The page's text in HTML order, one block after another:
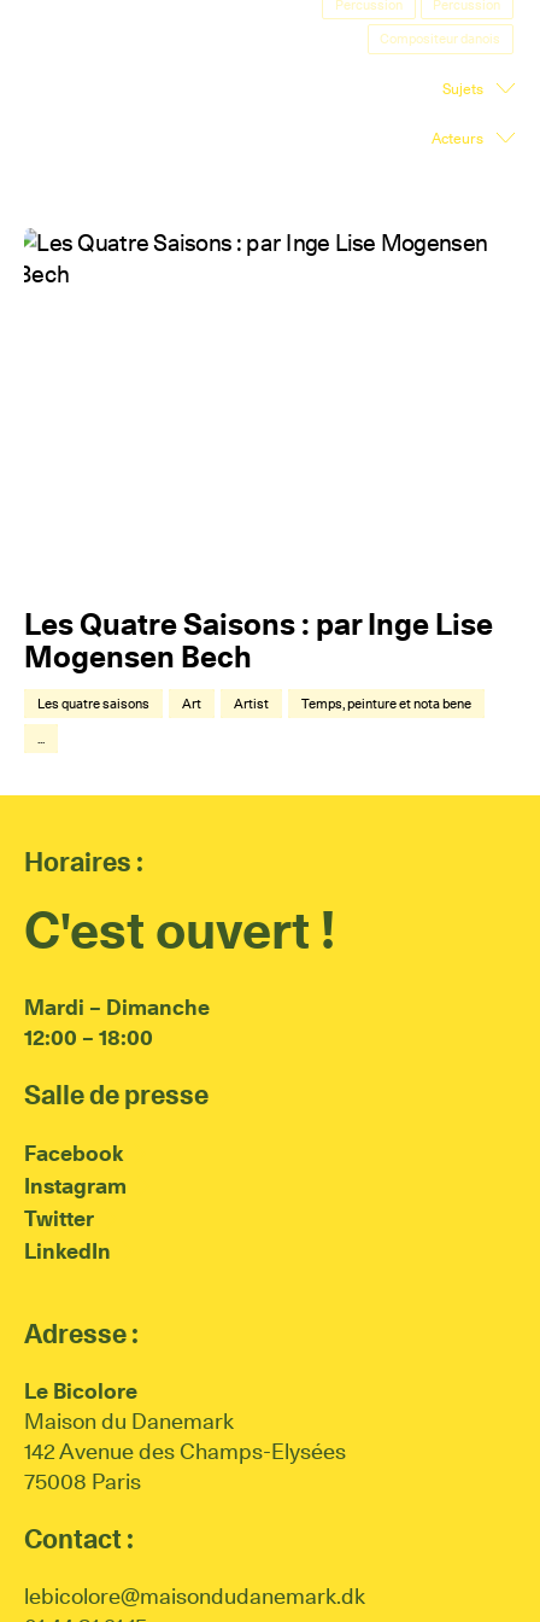
En
Percussion
Percussion
Compositeur danois
Sujets
Acteurs
Les Quatre Saisons : par Inge Lise
Mogensen Bech
Les quatre saisons Art Artist
Temps, peinture et nota bene
...
Horaires :
C'est ouvert !
Mardi – Dimanche
12:00 – 18:00
Salle de presse
Facebook
Instagram
Twitter
LinkedIn
Adresse :
Le Bicolore
Maison du Danemark
142 Avenue des Champs-Elysées
75008 Paris
Contact :
lebicolore@maisondudanemark.dk